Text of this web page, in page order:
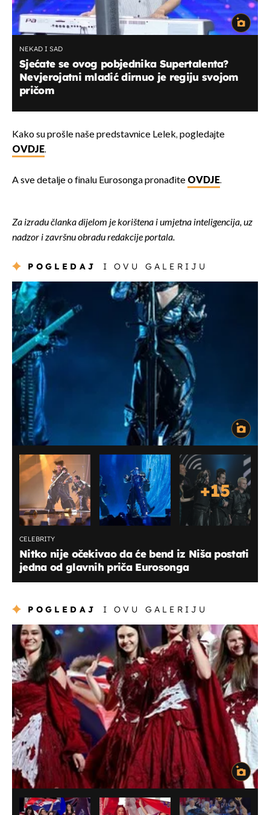
NEKAD I SAD
Sjećate se ovog pobjednika Supertalenta?
Nevjerojatni mladić dirnuo je regiju svojom
pričom
Kako su prošle naše predstavnice Lelek, pogledajte
OVDJE.
A sve detalje o finalu Eurosonga pronađite OVDJE.
Za izradu članka dijelom je korištena i umjetna inteligencija, uz
nadzor i završnu obradu redakcije portala.
POGLEDAJ I OVU GALERIJU
+15
CELEBRITY
Nitko nije očekivao da će bend iz Niša postati
jedna od glavnih priča Eurosonga
POGLEDAJ I OVU GALERIJU